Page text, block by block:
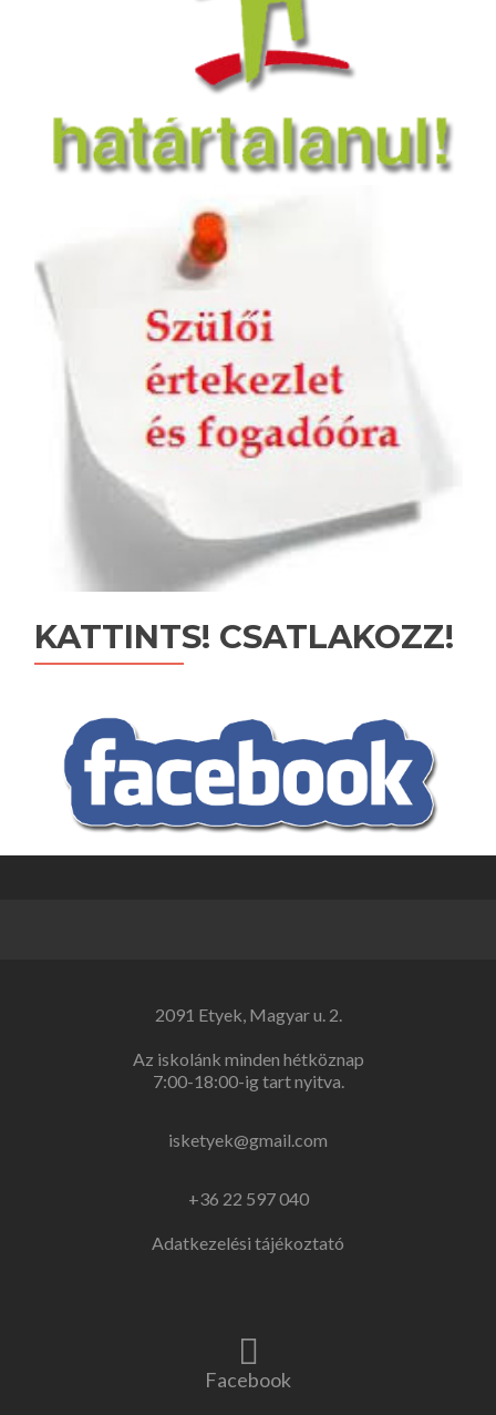
KATTINTS! CSATLAKOZZ!
2091 Etyek, Magyar u. 2.
Az iskolánk minden hétköznap
7:00-18:00-ig tart nyitva.
isketyek@gmail.com
+36 22 597 040
Adatkezelési tájékoztató
Facebook link
Facebook